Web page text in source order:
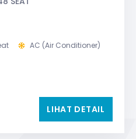
AC (Air Conditioner)
Breaker, dll)
Water Dispenser
LIHAT DETAIL